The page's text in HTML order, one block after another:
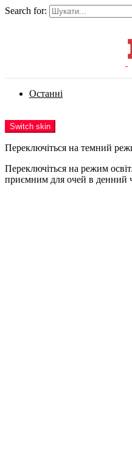
Search for:
Останні
Switch skin
Переключіться на темний
Переключіться на режим
приємним для очей в денний